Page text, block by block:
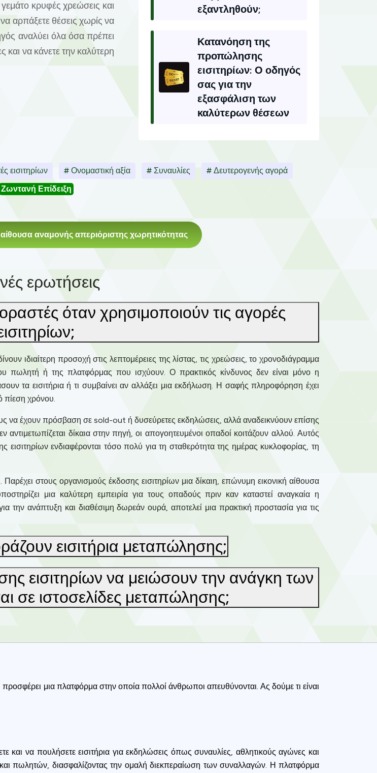
κρυφές χρεώσεις και
αρπάξετε θέσεις χωρίς να
αναλύει όλα όσα πρέπει
και να κάνετε την καλύτερη
εξαντληθούν;
Κατανόηση της
προπώλησης
εισιτηρίων: Ο οδηγός
σας για την
εξασφάλιση των
καλύτερων θέσεων
εισιτηρίων # Ονομαστική αξία # Συναυλίες
# Δευτερογενής αγορά
Ζωντανή Επίδειξη
αναμονής απεριόριστης χωρητικότητας
ερωτήσεις
όταν χρησιμοποιούν τις αγορές
ιδιαίτερη προσοχή στις λεπτομέρειες της λίστας, τις χρεώσεις, το χρονοδιάγραμμα
πωλητή ή της πλατφόρμας που ισχύουν. Ο πρακτικός κίνδυνος δεν είναι μόνο η
τα εισιτήρια ή τι συμβαίνει αν αλλάξει μια εκδήλωση. Η σαφής πληροφόρηση έχει
πίεση χρόνου.
να έχουν πρόσβαση σε sold-out ή δυσεύρετες εκδηλώσεις, αλλά αναδεικνύουν επίσης
δίκαια στην πηγή, οι απογοητευμένοι οπαδοί κοιτάζουν αλλού. Αυτός
εισιτηρίων ενδιαφέρονται τόσο πολύ για τη σταθερότητα της ημέρας κυκλοφορίας, τη
στους οργανισμούς έκδοσης εισιτηρίων μια δίκαιη, επώνυμη εικονική αίθουσα
μια καλύτερη εμπειρία για τους οπαδούς πριν καν καταστεί αναγκαία η
την ανάπτυξη και διαθέσιμη δωρεάν ουρά, αποτελεί μια πρακτική προστασία για τις
εισιτήρια μεταπώλησης;
εισιτηρίων να μειώσουν την ανάγκη των
σε ιστοσελίδες μεταπώλησης;
μια πλατφόρμα στην οποία πολλοί άνθρωποι απευθύνονται. Ας δούμε τι είναι
και να πουλήσετε εισιτήρια για εκδηλώσεις όπως συναυλίες, αθλητικούς αγώνες και
πωλητών, διασφαλίζοντας την ομαλή διεκπεραίωση των συναλλαγών. Η πλατφόρμα